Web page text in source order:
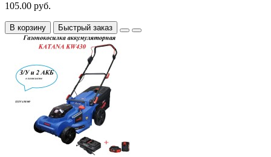
105.00 руб.
В корзину Быстрый заказ